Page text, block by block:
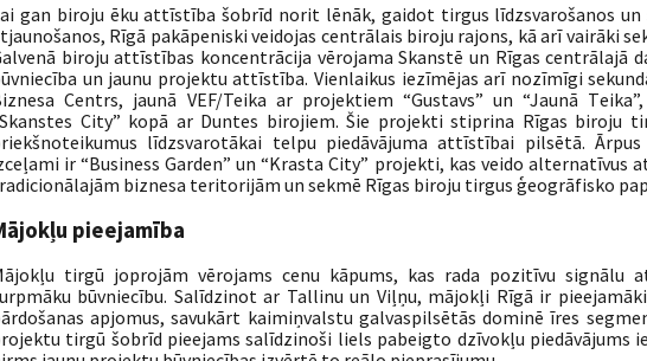
gan biroju ēku attīstība šobrīd norit lēnāk, gaidot tirgus līdzsvarošanos un
Rīgā pakāpeniski veidojas centrālais biroju rajons, kā arī vairāki
biroju attīstības koncentrācija vērojama Skanstē un Rīgas centrālajā
un jaunu projektu attīstība. Vienlaikus iezīmējas arī nozīmīgi
Centrs, jaunā VEF/Teika ar projektiem “Gustavs” un “Jaunā
City” kopā ar Duntes birojiem. Šie projekti stiprina Rīgas biroju
līdzsvarotākai telpu piedāvājuma attīstībai pilsētā.
ir “Business Garden” un “Krasta City” projekti, kas veido alternatīvus
biznesa teritorijām un sekmē Rīgas biroju tirgus ģeogrāfisko
pieejamība
tirgū joprojām vērojams cenu kāpums, kas rada pozitīvu signālu
būvniecību. Salīdzinot ar Tallinu un Viļņu, mājokļi Rīgā ir
apjomus, savukārt kaimiņvalstu galvaspilsētās dominē īres
tirgū šobrīd pieejams salīdzinoši liels pabeigto dzīvokļu piedāvājums